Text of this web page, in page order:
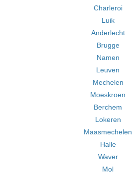
Charleroi
Luik
Anderlecht
Brugge
Namen
Leuven
Mechelen
Moeskroen
Berchem
Lokeren
Maasmechelen
Halle
Waver
Mol